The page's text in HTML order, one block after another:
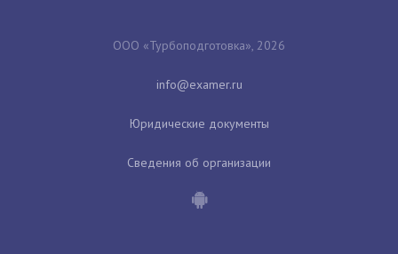
ООО «Турбоподготовка», 2026
Юридические документы
Сведения об организации